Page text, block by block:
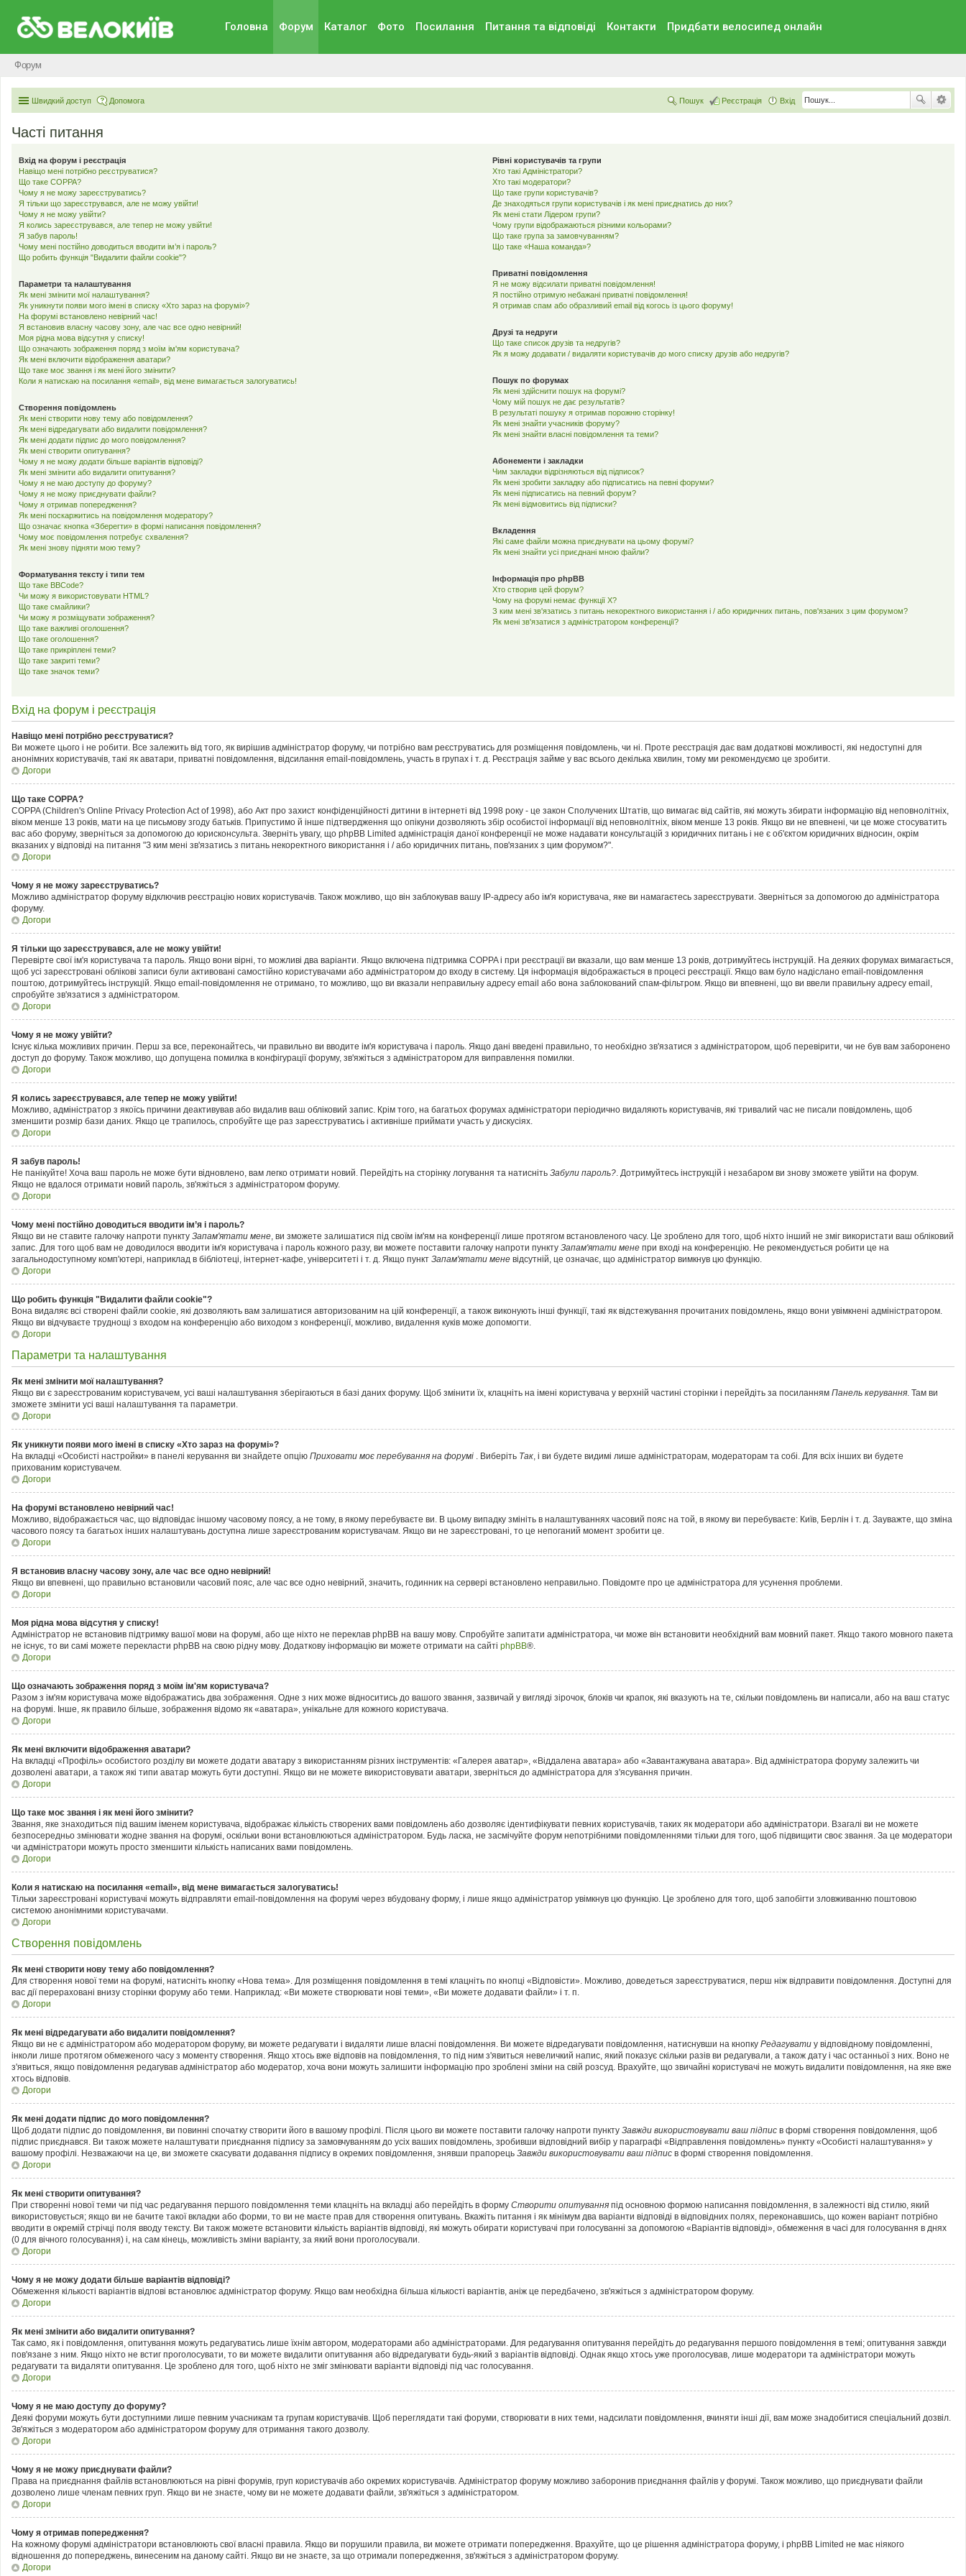
Головна Форум Каталог Фото Посилання Питання та вiдповiдi Контакти Придбати велосипед онлайн
Форум
Швидкий доступ Допомога Вхід
Реєстрація
Пошук
Часті питання
Вхід на форум і реєстрація
Навіщо мені потрібно реєструватися?
Що таке COPPA?
Чому я не можу зареєструватись?
Я тільки що зареєструвався, але не можу увійти!
Чому я не можу увійти?
Я колись зареєструвався, але тепер не можу увійти!
Я забув пароль!
Чому мені постійно доводиться вводити ім’я і пароль?
Що робить функція "Видалити файли cookie"?
Параметри та налаштування
Як мені змінити мої налаштування?
Як уникнути появи мого імені в списку «Хто зараз на форумі»?
На форумі встановлено невірний час!
Я встановив власну часову зону, але час все одно невірний!
Моя рідна мова відсутня у списку!
Що означають зображення поряд з моїм ім'ям користувача?
Як мені включити відображення аватари?
Що таке моє звання і як мені його змінити?
Коли я натискаю на посилання «email», від мене вимагається залогуватись!
Створення повідомлень
Як мені створити нову тему або повідомлення?
Як мені відредагувати або видалити повідомлення?
Як мені додати підпис до мого повідомлення?
Як мені створити опитування?
Чому я не можу додати більше варіантів відповіді?
Як мені змінити або видалити опитування?
Чому я не маю доступу до форуму?
Чому я не можу приєднувати файли?
Чому я отримав попередження?
Як мені поскаржитись на повідомлення модератору?
Що означає кнопка «Зберегти» в формі написання повідомлення?
Чому моє повідомлення потребує схвалення?
Як мені знову підняти мою тему?
Форматування тексту і типи тем
Що таке BBCode?
Чи можу я використовувати HTML?
Що таке смайлики?
Чи можу я розміщувати зображення?
Що таке важливі оголошення?
Що таке оголошення?
Що таке прикріплені теми?
Що таке закриті теми?
Що таке значок теми?
Рівні користувачів та групи
Хто такі Адміністратори?
Хто такі модератори?
Що таке групи користувачів?
Де знаходяться групи користувачів і як мені приєднатись до них?
Як мені стати Лідером групи?
Чому групи відображаються різними кольорами?
Що таке група за замовчуванням?
Що таке «Наша команда»?
Приватні повідомлення
Я не можу відсилати приватні повідомлення!
Я постійно отримую небажані приватні повідомлення!
Я отримав спам або образливий email від когось із цього форуму!
Друзі та недруги
Що таке список друзів та недругів?
Як я можу додавати / видаляти користувачів до мого списку друзів або недругів?
Пошук по форумах
Як мені здійснити пошук на форумі?
Чому мій пошук не дає результатів?
В результаті пошуку я отримав порожню сторінку!
Як мені знайти учасників форуму?
Як мені знайти власні повідомлення та теми?
Абонементи і закладки
Чим закладки відрізняються від підписок?
Як мені зробити закладку або підписатись на певні форуми?
Як мені підписатись на певний форум?
Як мені відмовитись від підписки?
Вкладення
Які саме файли можна приєднувати на цьому форумі?
Як мені знайти усі приєднані мною файли?
Інформація про phpBB
Хто створив цей форум?
Чому на форумі немає функції X?
З ким мені зв'язатись з питань некоректного використання і / або юридичних питань, пов'язаних з цим форумом?
Як мені зв'язатися з адміністратором конференції?
Вхід на форум і реєстрація
Навіщо мені потрібно реєструватися?
Ви можете цього і не робити. Все залежить від того, як вирішив адміністратор форуму, чи потрібно вам реєструватись для розміщення повідомлень, чи ні. Проте реєстрація дає вам додаткові можливості, які недоступні для
анонімних користувачів, такі як аватари, приватні повідомлення, відсилання email-повідомлень, участь в групах і т. д. Реєстрація займе у вас всього декілька хвилин, тому ми рекомендуємо це зробити.
Догори
Що таке COPPA?
COPPA (Children's Online Privacy Protection Act of 1998), або Акт про захист конфіденційності дитини в інтернеті від 1998 року - це закон Сполучених Штатів, що вимагає від сайтів, які можуть збирати інформацію від неповнолітніх,
віком менше 13 років, мати на це письмову згоду батьків. Припустимо й інше підтвердження що опікуни дозволяють збір особистої інформації від неповнолітніх, віком менше 13 років. Якщо ви не впевнені, чи це може стосуватить
вас або форуму, зверніться за допомогою до юрисконсульта. Зверніть увагу, що phpBB Limited адміністрація даної конференції не може надавати консультацій з юридичних питань і не є об'єктом юридичних відносин, окрім
вказаних у відповіді на питання "З ким мені зв'язатись з питань некоректного використання і / або юридичних питань, пов'язаних з цим форумом?".
Догори
Чому я не можу зареєструватись?
Можливо адміністратор форуму відключив реєстрацію нових користувачів. Також можливо, що він заблокував вашу IP-адресу або ім'я користувача, яке ви намагаєтесь зареєструвати. Зверніться за допомогою до адміністратора
форуму.
Догори
Я тільки що зареєструвався, але не можу увійти!
Перевірте свої ім'я користувача та пароль. Якщо вони вірні, то можливі два варіанти. Якщо включена підтримка COPPA і при реєстрації ви вказали, що вам менше 13 років, дотримуйтесь інструкцій. На деяких форумах вимагається,
щоб усі зареєстровані облікові записи були активовані самостійно користувачами або адміністратором до входу в систему. Ця інформація відображається в процесі реєстрації. Якщо вам було надіслано email-повідомлення
поштою, дотримуйтесь інструкцій. Якщо email-повідомлення не отримано, то можливо, що ви вказали неправильну адресу email або вона заблокований спам-фільтром. Якщо ви впевнені, що ви ввели правильну адресу email,
спробуйте зв'язатися з адміністратором.
Догори
Чому я не можу увійти?
Існує кілька можливих причин. Перш за все, переконайтесь, чи правильно ви вводите ім'я користувача і пароль. Якщо дані введені правильно, то необхідно зв'язатися з адміністратором, щоб перевірити, чи не був вам заборонено
доступ до форуму. Також можливо, що допущена помилка в конфігурації форуму, зв'яжіться з адміністратором для виправлення помилки.
Догори
Я колись зареєструвався, але тепер не можу увійти!
Можливо, адміністратор з якоїсь причини деактивував або видалив ваш обліковий запис. Крім того, на багатьох форумах адміністратори періодично видаляють користувачів, які тривалий час не писали повідомлень, щоб
зменшити розмір бази даних. Якщо це трапилось, спробуйте ще раз зареєструватись і активніше приймати участь у дискусіях.
Догори
Я забув пароль!
Не панікуйте! Хоча ваш пароль не може бути відновлено, вам легко отримати новий. Перейдіть на сторінку логування та натисніть Забули пароль?. Дотримуйтесь інструкцій і незабаром ви знову зможете увійти на форум.
Якщо не вдалося отримати новий пароль, зв'яжіться з адміністратором форуму.
Догори
Чому мені постійно доводиться вводити ім’я і пароль?
Якщо ви не ставите галочку напроти пункту Запам'ятати мене, ви зможете залишатися під своїм ім'ям на конференції лише протягом встановленого часу. Це зроблено для того, щоб ніхто інший не зміг використати ваш обліковий
запис. Для того щоб вам не доводилося вводити ім'я користувача і пароль кожного разу, ви можете поставити галочку напроти пункту Запам'ятати мене при вході на конференцію. Не рекомендується робити це на
загальнодоступному комп'ютері, наприклад в бібліотеці, інтернет-кафе, університеті і т. д. Якщо пункт Запам'ятати мене відсутній, це означає, що адміністратор вимкнув цю функцію.
Догори
Що робить функція "Видалити файли cookie"?
Вона видаляє всі створені файли cookie, які дозволяють вам залишатися авторизованим на цій конференції, а також виконують інші функції, такі як відстежування прочитаних повідомлень, якщо вони увімкнені адміністратором.
Якщо ви відчуваєте труднощі з входом на конференцію або виходом з конференції, можливо, видалення куків може допомогти.
Догори
Параметри та налаштування
Як мені змінити мої налаштування?
Якщо ви є зареєстрованим користувачем, усі ваші налаштування зберігаються в базі даних форуму. Щоб змінити їх, клацніть на імені користувача у верхній частині сторінки і перейдіть за посиланням Панель керування. Там ви
зможете змінити усі ваші налаштування та параметри.
Догори
Як уникнути появи мого імені в списку «Хто зараз на форумі»?
На вкладці «Особисті настройки» в панелі керування ви знайдете опцію Приховати моє перебування на форумі . Виберіть Так, і ви будете видимі лише адміністраторам, модераторам та собі. Для всіх інших ви будете
прихованим користувачем.
Догори
На форумі встановлено невірний час!
Можливо, відображається час, що відповідає іншому часовому поясу, а не тому, в якому перебуваєте ви. В цьому випадку змініть в налаштуваннях часовий пояс на той, в якому ви перебуваєте: Київ, Берлін і т. д. Зауважте, що зміна
часового поясу та багатьох інших налаштувань доступна лише зареєстрованим користувачам. Якщо ви не зареєстровані, то це непоганий момент зробити це.
Догори
Я встановив власну часову зону, але час все одно невірний!
Якщо ви впевнені, що правильно встановили часовий пояс, але час все одно невірний, значить, годинник на сервері встановлено неправильно. Повідомте про це адміністратора для усунення проблеми.
Догори
Моя рідна мова відсутня у списку!
Адміністратор не встановив підтримку вашої мови на форумі, або ще ніхто не переклав phpBB на вашу мову. Спробуйте запитати адміністратора, чи може він встановити необхідний вам мовний пакет. Якщо такого мовного пакета
не існує, то ви самі можете перекласти phpBB на свою рідну мову. Додаткову інформацію ви можете отримати на сайті phpBB®.
Догори
Що означають зображення поряд з моїм ім'ям користувача?
Разом з ім'ям користувача може відображатись два зображення. Одне з них може відноситись до вашого звання, зазвичай у вигляді зірочок, блоків чи крапок, які вказують на те, скільки повідомлень ви написали, або на ваш статус
на форумі. Інше, як правило більше, зображення відомо як «аватара», унікальне для кожного користувача.
Догори
Як мені включити відображення аватари?
На вкладці «Профіль» особистого розділу ви можете додати аватару з використанням різних інструментів: «Галерея аватар», «Віддалена аватара» або «Завантажувана аватара». Від адміністратора форуму залежить чи
дозволені аватари, а також які типи аватар можуть бути доступні. Якщо ви не можете використовувати аватари, зверніться до адміністратора для з'ясування причин.
Догори
Що таке моє звання і як мені його змінити?
Звання, яке знаходиться під вашим іменем користувача, відображає кількість створених вами повідомлень або дозволяє ідентифікувати певних користувачів, таких як модератори або адміністратори. Взагалі ви не можете
безпосередньо змінювати жодне звання на форумі, оскільки вони встановлюються адміністратором. Будь ласка, не засмічуйте форум непотрібними повідомленнями тільки для того, щоб підвищити своє звання. За це модератори
чи адміністратори можуть просто зменшити кількість написаних вами повідомлень.
Догори
Коли я натискаю на посилання «email», від мене вимагається залогуватись!
Тільки зареєстровані користувачі можуть відправляти email-повідомлення на форумі через вбудовану форму, і лише якщо адміністратор увімкнув цю функцію. Це зроблено для того, щоб запобігти зловживанню поштовою
системою анонімними користувачами.
Догори
Створення повідомлень
Як мені створити нову тему або повідомлення?
Для створення нової теми на форумі, натисніть кнопку «Нова тема». Для розміщення повідомлення в темі клацніть по кнопці «Відповісти». Можливо, доведеться зареєструватися, перш ніж відправити повідомлення. Доступні для
вас дії перераховані внизу сторінки форуму або теми. Наприклад: «Ви можете створювати нові теми», «Ви можете додавати файли» і т. п.
Догори
Як мені відредагувати або видалити повідомлення?
Якщо ви не є адміністратором або модератором форуму, ви можете редагувати і видаляти лише власні повідомлення. Ви можете відредагувати повідомлення, натиснувши на кнопку Редагувати у відповідному повідомленні,
інколи лише протягом обмеженого часу з моменту створення. Якщо хтось вже відповів на повідомлення, то під ним з'явиться невеличкий напис, який показує скільки разів ви редагували, а також дату і час останньої з них. Воно не
з'явиться, якщо повідомлення редагував адміністратор або модератор, хоча вони можуть залишити інформацію про зроблені зміни на свій розсуд. Врахуйте, що звичайні користувачі не можуть видалити повідомлення, на яке вже
хтось відповів.
Догори
Як мені додати підпис до мого повідомлення?
Щоб додати підпис до повідомлення, ви повинні спочатку створити його в вашому профілі. Після цього ви можете поставити галочку напроти пункту Завжди використовувати ваш підпис в формі створення повідомлення, щоб
підпис приєднався. Ви також можете налаштувати приєднання підпису за замовчуванням до усіх ваших повідомлень, зробивши відповідний вибір у параграфі «Відправлення повідомлень» пункту «Особисті налаштування» у
вашому профілі. Незважаючи на це, ви зможете скасувати додавання підпису в окремих повідомлення, знявши прапорець Завжди використовувати ваш підпис в формі створення повідомлення.
Догори
Як мені створити опитування?
При створенні нової теми чи під час редагування першого повідомлення теми клацніть на вкладці або перейдіть в форму Створити опитування під основною формою написання повідомлення, в залежності від стилю, який
використовується; якщо ви не бачите такої вкладки або форми, то ви не маєте прав для створення опитувань. Вкажіть питання і як мінімум два варіанти відповіді в відповідних полях, переконавшись, що кожен варіант потрібно
вводити в окремій стрічці поля вводу тексту. Ви також можете встановити кількість варіантів відповіді, які можуть обирати користувачі при голосуванні за допомогою «Варіантів відповіді», обмеження в часі для голосування в днях
(0 для вічного голосування) і, на сам кінець, можливість зміни варіанту, за який вони проголосували.
Догори
Чому я не можу додати більше варіантів відповіді?
Обмеження кількості варіантів відпові встановлює адміністратор форуму. Якщо вам необхідна більша кількості варіантів, аніж це передбачено, зв'яжіться з адміністратором форуму.
Догори
Як мені змінити або видалити опитування?
Так само, як і повідомлення, опитування можуть редагуватись лише їхнім автором, модераторами або адміністраторами. Для редагування опитування перейдіть до редагування першого повідомлення в темі; опитування завжди
пов'язане з ним. Якщо ніхто не встиг проголосувати, то ви можете видалити опитування або відредагувати будь-який з варіантів відповіді. Однак якщо хтось уже проголосував, лише модератори та адміністратори можуть
редагувати та видаляти опитування. Це зроблено для того, щоб ніхто не зміг змінювати варіанти відповіді під час голосування.
Догори
Чому я не маю доступу до форуму?
Деякі форуми можуть бути доступними лише певним учасникам та групам користувачів. Щоб переглядати такі форуми, створювати в них теми, надсилати повідомлення, вчиняти інші дії, вам може знадобитися спеціальний дозвіл.
Зв'яжіться з модератором або адміністратором форуму для отримання такого дозволу.
Догори
Чому я не можу приєднувати файли?
Права на приєднання файлів встановлюються на рівні форумів, груп користувачів або окремих користувачів. Адміністратор форуму можливо заборонив приєднання файлів у форумі. Також можливо, що приєднувати файли
дозволено лише членам певних груп. Якщо ви не знаєте, чому ви не можете додавати файли, зв'яжіться з адміністратором.
Догори
Чому я отримав попередження?
На кожному форумі адміністратори встановлюють свої власні правила. Якщо ви порушили правила, ви можете отримати попередження. Врахуйте, що це рішення адміністратора форуму, і phpBB Limited не має ніякого
відношення до попереджень, винесеним на даному сайті. Якщо ви не знаєте, за що отримали попередження, зв'яжіться з адміністратором форуму.
Догори